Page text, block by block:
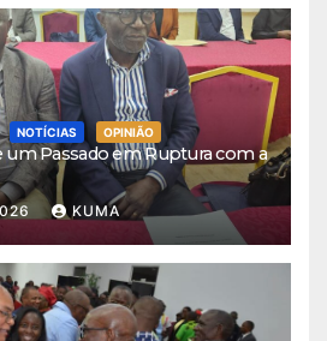
NOTÍCIAS OPINIÃO
um Passado em Ruptura com a
KUMA